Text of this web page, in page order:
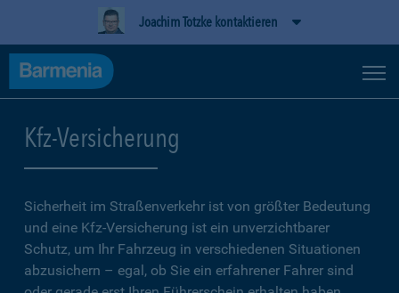
Joachim Totzke kontaktieren
Kfz-Versicherung
Sicherheit im Straßenverkehr ist von größter Bedeutung
und eine Kfz-Versicherung ist ein unverzichtbarer
Schutz, um Ihr Fahrzeug in verschiedenen Situationen
abzusichern – egal, ob Sie ein erfahrener Fahrer sind